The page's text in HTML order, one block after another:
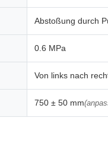
Abstoßung durch
0.6 MPa
Von links nach
750 ± 50 mm